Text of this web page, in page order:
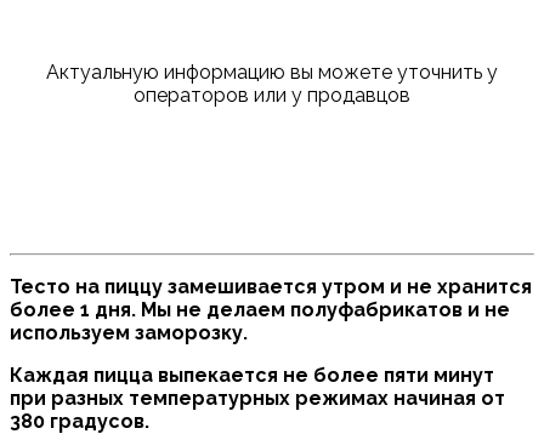
Актуальную информацию вы можете уточнить у
операторов или у продавцов
Тесто на пиццу замешивается утром и не хранится
более 1 дня. Мы не делаем полуфабрикатов и не
используем заморозку.
Каждая пицца выпекается не более пяти минут
при разных температурных режимах начиная от
380 градусов.